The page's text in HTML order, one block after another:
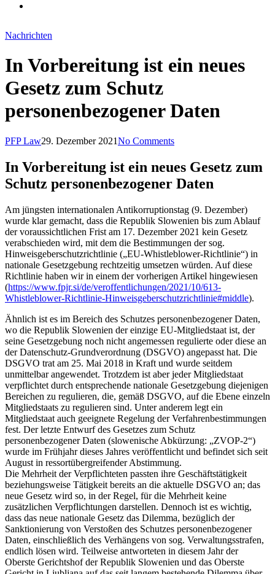
Nachrichten
In Vorbereitung ist ein neues
Gesetz zum Schutz
personenbezogener Daten
PFP Law29. Dezember 2021No Comments
In Vorbereitung ist ein neues Gesetz zum
Schutz personenbezogener Daten
Am jüngsten internationalen Antikorruptionstag (9. Dezember)
wurde klar gemacht, dass die Republik Slowenien bis zum Ablauf
der voraussichtlichen Frist am 17. Dezember 2021 kein Gesetz
verabschieden wird, mit dem die Bestimmungen der sog.
Hinweisgeberschutzrichtlinie („EU-Whistleblower-Richtlinie“) in
nationale Gesetzgebung rechtzeitig umsetzen würden. Auf diese
Richtlinie haben wir in einem der vorherigen Artikel hingewiesen
(https://www.fpjr.si/de/veroffentlichungen/2021/10/613-
Whistleblower-Richtlinie-Hinweisgeberschutzrichtlinie#middle).
Ähnlich ist es im Bereich des Schutzes personenbezogener Daten,
wo die Republik Slowenien der einzige EU-Mitgliedstaat ist, der
seine Gesetzgebung noch nicht angemessen regulierte oder diese an
der Datenschutz-Grundverordnung (DSGVO) angepasst hat. Die
DSGVO trat am 25. Mai 2018 in Kraft und wurde seitdem
unmittelbar angewendet. Trotzdem ist aber jeder Mitgliedstaat
verpflichtet durch entsprechende nationale Gesetzgebung diejenigen
Bereichen zu regulieren, die, gemäß DSGVO, auf die Ebene einzeln
Mitgliedstaats zu regulieren sind. Unter anderem legt ein
Mitgliedstaat auch geeignete Regelung der Verfahrenbestimmungen
fest. Der letzte Entwurf des Gesetzes zum Schutz
personenbezogener Daten (slowenische Abkürzung: „ZVOP-2“)
wurde im Frühjahr dieses Jahres veröffentlicht und befindet sich seit
August in ressortübergreifender Abstimmung.
Die Mehrheit der Verpflichteten passten ihre Geschäftstätigkeit
beziehungsweise Tätigkeit bereits an die aktuelle DSGVO an; das
neue Gesetz wird so, in der Regel, für die Mehrheit keine
zusätzlichen Verpflichtungen darstellen. Dennoch ist es wichtig,
dass das neue nationale Gesetz das Dilemma, bezüglich der
Sanktionierung von Verstoßen des Schutzes personenbezogener
Daten, einschließlich des Verhängens von sog. Verwaltungsstrafen,
endlich lösen wird. Teilweise antworteten in diesem Jahr der
Oberste Gerichtshof der Republik Slowenien und das Oberste